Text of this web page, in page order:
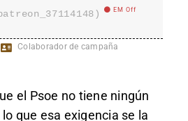
EM Off
Colaborador de campaña
el Psoe no tiene ningún
que esa exigencia se la